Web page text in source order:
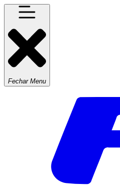
Fechar Menu